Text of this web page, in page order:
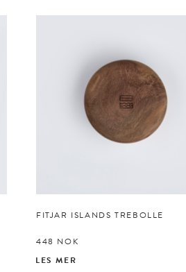
FITJAR ISLANDS TREBOLLE
448 NOK
LES MER